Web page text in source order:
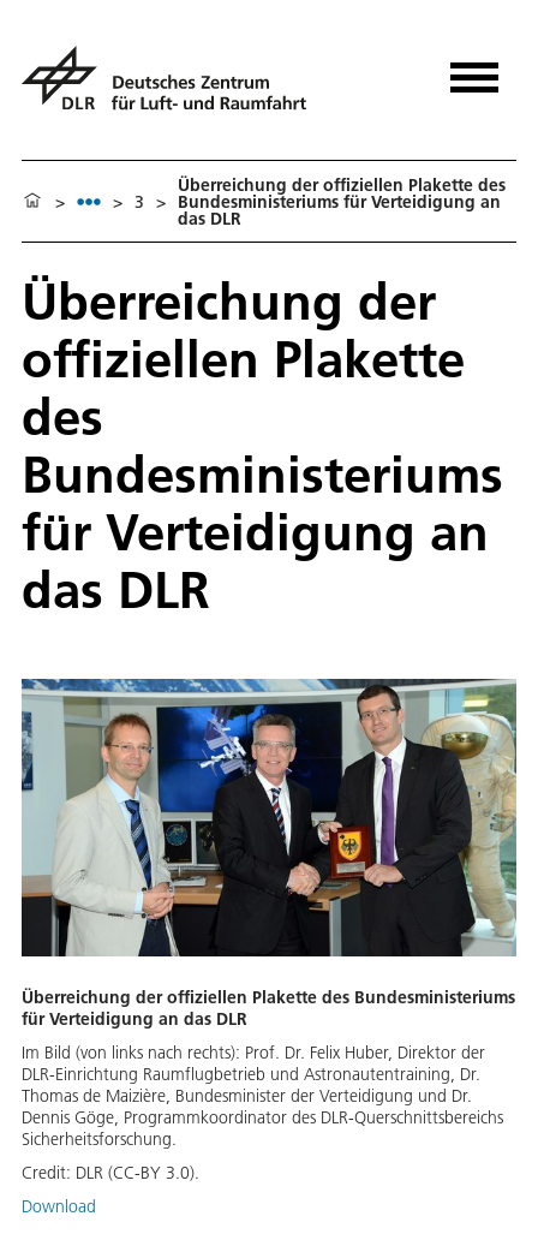
> > 3 >
Überreichung der offiziellen Plakette des
Bundesministeriums für Verteidigung an
das DLR
Überreichung der
offiziellen Plakette
des
Bundesministeriums
für Verteidigung an
das DLR
Überreichung der offiziellen Plakette des Bundesministeriums
für Verteidigung an das DLR
Im Bild (von links nach rechts): Prof. Dr. Felix Huber, Direktor der
DLR-Einrichtung Raumflugbetrieb und Astronautentraining, Dr.
Thomas de Maizière, Bundesminister der Verteidigung und Dr.
Dennis Göge, Programmkoordinator des DLR-Querschnittsbereichs
Sicherheitsforschung.
Credit: DLR (CC-BY 3.0).
Download